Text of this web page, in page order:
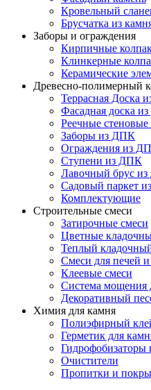
Кровельный
Брусчатка из
Заборы и ограждения
Кирпичные
Клинкерные
Керамические
Древесно-полимерный
Террасная Доска
Фасадная доска
Реечные стеновые
Заборы из ДПК
Ограждения из
Ступени из ДПК
Лавочный брус
Садовый паркет
Комплектующие
Строительные смеси
Затирочные смеси
Цветные
Теплый
Смеси для печей
Клеевые смеси
Система мощения
Декоративный
Химия для камня
Полиэфирный
Герметик для
Гидрофобизаторы
Очистители
Пропитки и